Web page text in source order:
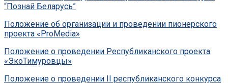
“Познай Беларусь”
Положение об организации и проведении пионерского
проекта «ProMedia»
Положение о проведении Республиканского проекта
«ЭкоТимуровцы»
Положение о проведении II республиканского конкурса